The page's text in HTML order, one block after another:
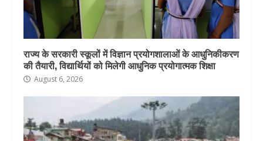
राज्य के सरकारी स्कूलों में विज्ञान प्रयोगशालाओं के आधुनिकीकरण
की तैयारी, विद्यार्थियों को मिलेगी आधुनिक प्रयोगात्मक शिक्षा
August 6, 2026